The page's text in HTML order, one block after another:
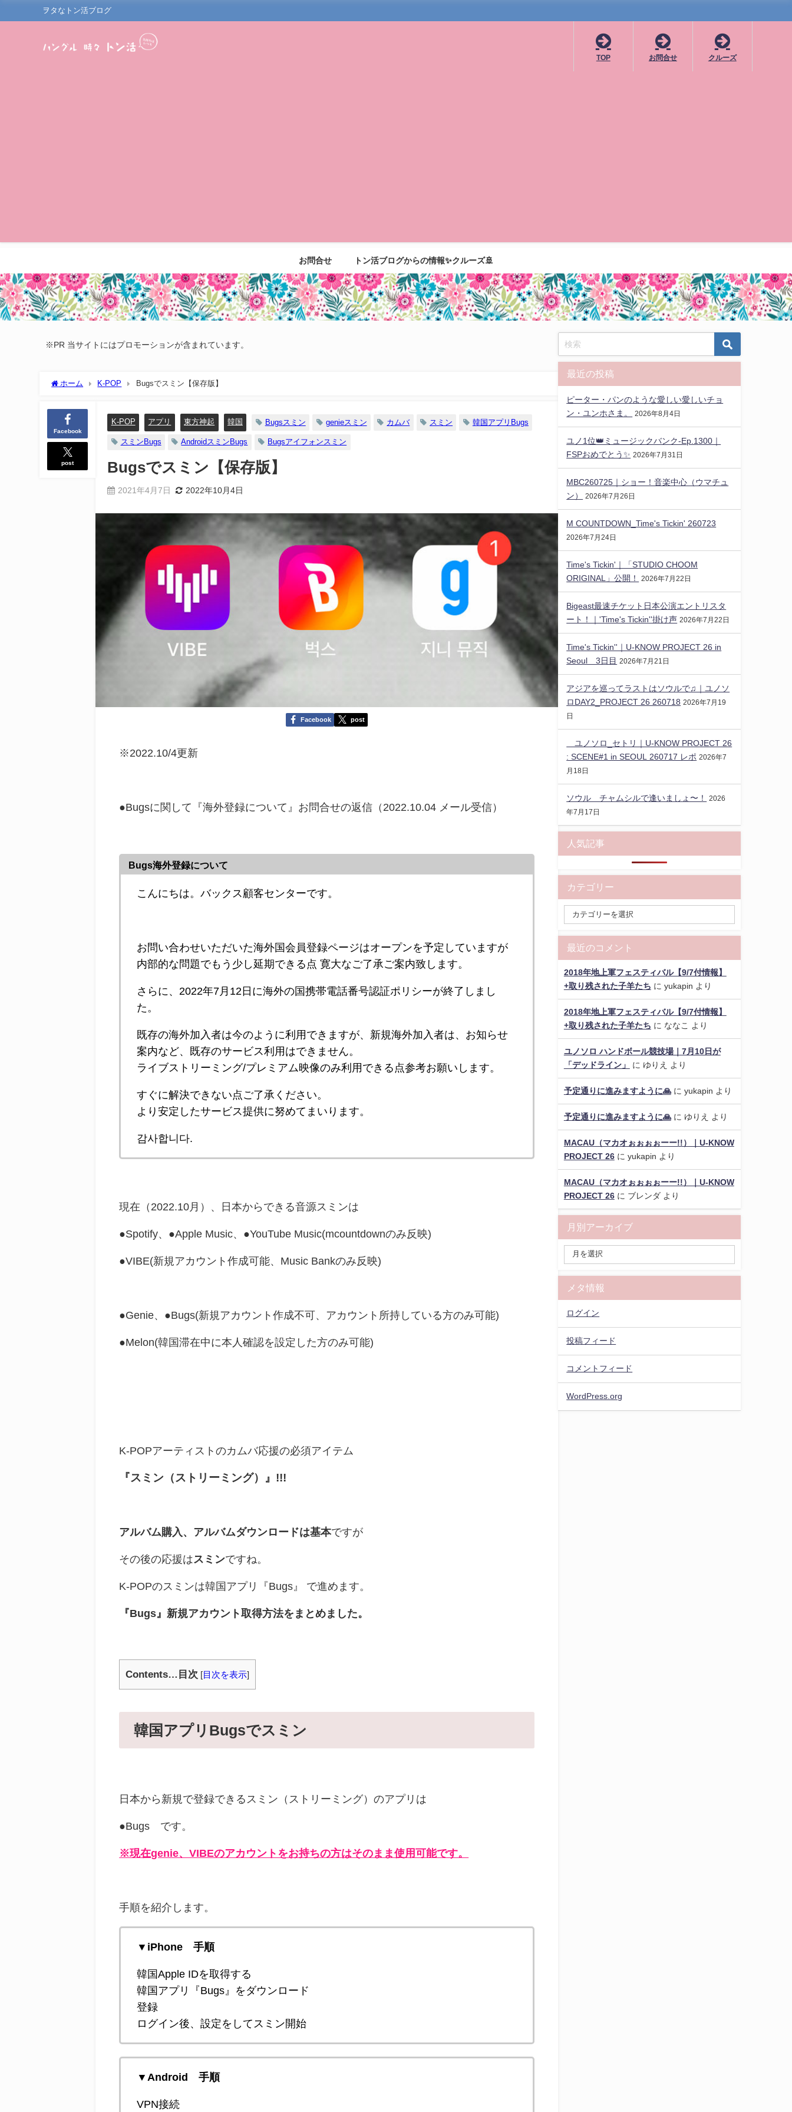
ヲタなトン活ブログ
TOP お問合せ クルーズ
お問合せ トン活ブログからの情報✨クルーズ🚢
※PR 当サイトにはプロモーションが含まれています。
ホーム K-POP Bugsでスミン【保存版】
Facebook
post
K-POP アプリ 東方神起 韓国 Bugsスミン genieスミン カムバ スミン 韓国アプリBugs
スミンBugs AndroidスミンBugs Bugsアイフォンスミン
Bugsでスミン【保存版】
2021年4月7日 2022年10月4日
Facebook post
※2022.10/4更新
●Bugsに関して『海外登録について』お問合せの返信（2022.10.04 メール受信）
Bugs海外登録について
こんにちは。バックス顧客センターです。
お問い合わせいただいた海外国会員登録ページはオープンを予定していますが
内部的な問題でもう少し延期できる点 寛大なご了承ご案内致します。
さらに、2022年7月12日に海外の国携帯電話番号認証ポリシーが終了しまし
た。
既存の海外加入者は今のように利用できますが、新規海外加入者は、お知らせ
案内など、既存のサービス利用はできません。
ライブストリーミング/プレミアム映像のみ利用できる点参考お願いします。
すぐに解決できない点ご了承ください。
より安定したサービス提供に努めてまいります。
감사합니다.
現在（2022.10月）、日本からできる音源スミンは
●Spotify、●Apple Music、●YouTube Music(mcountdownのみ反映)
●VIBE(新規アカウント作成可能、Music Bankのみ反映)
●Genie、●Bugs(新規アカウント作成不可、アカウント所持している方のみ可能)
●Melon(韓国滞在中に本人確認を設定した方のみ可能)
K-POPアーティストのカムバ応援の必須アイテム
『スミン（ストリーミング）』!!!
アルバム購入、アルバムダウンロードは基本ですが
その後の応援はスミンですね。
K-POPのスミンは韓国アプリ『Bugs』 で進めます。
『Bugs』新規アカウント取得方法をまとめました。
Contents…目次 [ 目次を表示]
韓国アプリBugsでスミン
日本から新規で登録できるスミン（ストリーミング）のアプリは
●Bugs です。
※現在genie、VIBEのアカウントをお持ちの方はそのまま使用可能です。
手順を紹介します。
▼iPhone 手順
韓国Apple IDを取得する
韓国アプリ『Bugs』をダウンロード
登録
ログイン後、設定をしてスミン開始
▼Android 手順
VPN接続
最近の投稿
ピーター・パンのような愛しい愛しいチョ
ン・ユンホさま。
2026年8月4日
ユノ1位👑ミュージックバンク-Ep.1300｜
FSPおめでとう✨️ 2026年7月31日
MBC260725｜ショー！音楽中心（ウマチュ
ン）
2026年7月26日
M COUNTDOWN_Time's Tickin' 260723
2026年7月24日
Time's Tickin'｜「STUDIO CHOOM
ORIGINAL」公開！
2026年7月22日
Bigeast最速チケット日本公演エントリスタ
ート！｜'Time's Tickin''掛け声 2026年7月22日
Time's Tickin''｜U-KNOW PROJECT 26 in
Seoul 3日目 2026年7月21日
アジアを巡ってラストはソウルで♫｜ユノソ
ロDAY2_PROJECT 26 260718 2026年7月19
日
ユノソロ_セトリ｜U-KNOW PROJECT 26
: SCENE#1 in SEOUL 260717 レポ 2026年7
月18日
ソウル チャムシルで逢いましょ〜！
2026
年7月17日
人気記事
カテゴリー
最近のコメント
2018年地上軍フェスティバル【9/7付情報】
+取り残された子羊たち に yukapin より
2018年地上軍フェスティバル【9/7付情報】
+取り残された子羊たち に ななこ より
ユノソロ ハンドボール競技場｜7月10日が
「デッドライン」
に ゆりえ より
予定通りに進みますように🙏に yukapin より
予定通りに進みますように🙏に ゆりえ より
MACAU（マカオぉぉぉぉーー!!）｜U-KNOW
PROJECT 26に yukapin より
MACAU（マカオぉぉぉぉーー!!）｜U-KNOW
PROJECT 26に ブレンダより
月別アーカイブ
メタ情報
ログイン
投稿フィード
コメントフィード
WordPress.org